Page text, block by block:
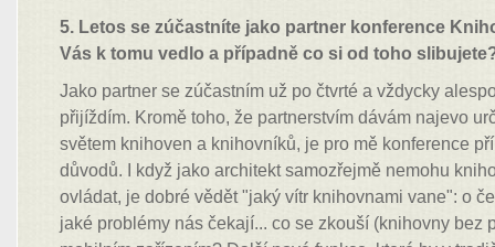
5. Letos se zúčastníte jako partner konference
Vás k tomu vedlo a případně co si od toho
Jako partner se zúčastním už po čtvrté a vždycky
přijíždím. Kromě toho, že partnerstvím dávám najevo
světem knihoven a knihovníků, je pro mě konference
důvodů. I když jako architekt samozřejmě nemohu
ovládat, je dobré vědět "jaký vítr knihovnami vane": o
jaké problémy nás čekají... co se zkouší (knihovny bez